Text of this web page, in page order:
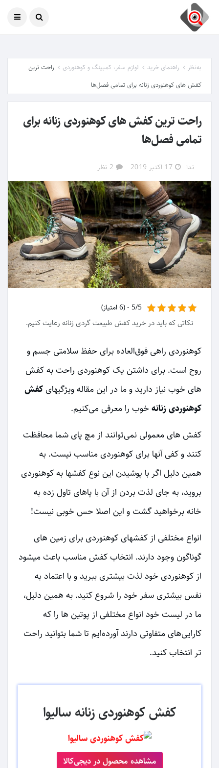
به‌نظر راهنمای خرید لوازم سفر، کمپینگ و کوهنوردی
راحت ترین
کفش های کوهنوردی زنانه برای تمامی فصل‌ها
راحت ترین کفش های کوهنوردی زنانه برای
تمامی فصل‌ها
ندا 17 اکتبر 2019 2 نظر
5/5 - (6 امتیاز)
نکاتی که باید در خرید کفش طبیعت گردی زنانه رعایت کنیم.
کوهنوردی راهی فوق‌العاده برای حفظ سلامتی جسم و
روح است. برای داشتن یک کوهنوردی راحت به کفش
های خوب نیاز دارید و ما در این مقاله ویژگیهای کفش
کوهنوردی زنانه خوب را معرفی می‌کنیم.
کفش های معمولی نمی‌توانند از مچ پای شما محافظت
کنند و کفی آنها برای کوهنوردی مناسب نیست. به
همین دلیل اگر با پوشیدن این نوع کفشها به کوهنوردی
بروید، به جای لذت بردن از آن با پاهای تاول زده به
خانه برخواهید گشت و این اصلا حس خوبی نیست!
انواع مختلفی از کفشهای کوهنوردی برای زمین های
گوناگون وجود دارند. انتخاب کفش مناسب باعث میشود
از کوهنوردی خود لذت بیشتری ببرید و با اعتماد به
نفس بیشتری سفر خود را شروع کنید. به همین دلیل،
ما در لیست خود انواع مختلفی از پوتین ها را که
کارایی‌های متفاوتی دارند آورده‌ایم تا شما بتوانید راحت
تر انتخاب کنید.
کفش کوهنوردی زنانه سالیوا
مشاهده محصول در دیجی‌کالا